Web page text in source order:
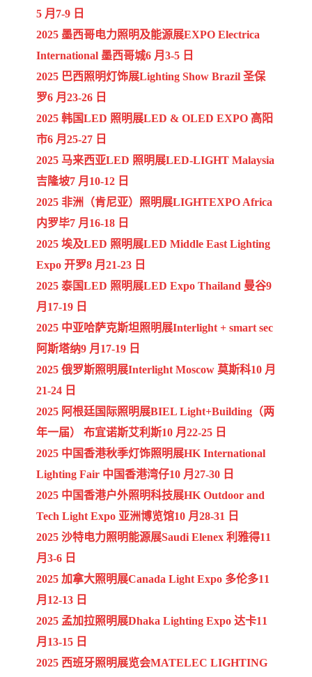
5 月7-9 日
2025 墨西哥电力照明及能源展EXPO Electrica
International 墨西哥城6 月3-5 日
2025 巴西照明灯饰展Lighting Show Brazil 圣保
罗6 月23-26 日
2025 韩国LED 照明展LED & OLED EXPO 高阳
市6 月25-27 日
2025 马来西亚LED 照明展LED-LIGHT Malaysia
吉隆坡7 月10-12 日
2025 非洲（肯尼亚）照明展LIGHTEXPO Africa
内罗毕7 月16-18 日
2025 埃及LED 照明展LED Middle East Lighting
Expo 开罗8 月21-23 日
2025 泰国LED 照明展LED Expo Thailand 曼谷9
月17-19 日
2025 中亚哈萨克斯坦照明展Interlight + smart sec
阿斯塔纳9 月17-19 日
2025 俄罗斯照明展Interlight Moscow 莫斯科10 月
21-24 日
2025 阿根廷国际照明展BIEL Light+Building（两
年一届） 布宜诺斯艾利斯10 月22-25 日
2025 中国香港秋季灯饰照明展HK International
Lighting Fair 中国香港湾仔10 月27-30 日
2025 中国香港户外照明科技展HK Outdoor and
Tech Light Expo 亚洲博览馆10 月28-31 日
2025 沙特电力照明能源展Saudi Elenex 利雅得11
月3-6 日
2025 加拿大照明展Canada Light Expo 多伦多11
月12-13 日
2025 孟加拉照明展Dhaka Lighting Expo 达卡11
月13-15 日
2025 西班牙照明展览会MATELEC LIGHTING